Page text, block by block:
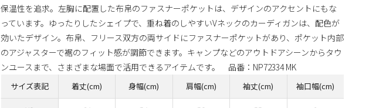
保温性を追求。左胸に配置した布帛のファスナーポケットは、デザインのアクセントにもな
っています。ゆったりしたシェイプで、重ね着のしやすいVネックのカーディガンは、配色が
効いたデザイン。布帛、フリース双方の両サイドにファスナーポケットがあり、ポケット内部
のアジャスターで裾のフィット感が調節できます。キャンプなどのアウトドアシーンからタウ
ンユースまで、さまざまな場面で活用できるアイテムです。 品番：NP72334 MK
サイズ表記 着丈(cm) 身幅(cm) 肩幅(cm) 袖丈(cm) 袖口幅(cm)